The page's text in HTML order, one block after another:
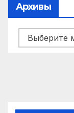
Архивы
Архивы